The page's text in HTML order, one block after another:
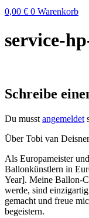
0,00 € 0 Warenkorb
service-
Schreibe
Du musst angemeldet
Über Tobi van Deisner
Als Europameister
Ballonkünstlern in
Year]. Meine Ballon-
werde, sind
gemacht und freue
begeistern.